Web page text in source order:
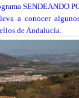
SENDEANDO
a conocer
de Andalucía.